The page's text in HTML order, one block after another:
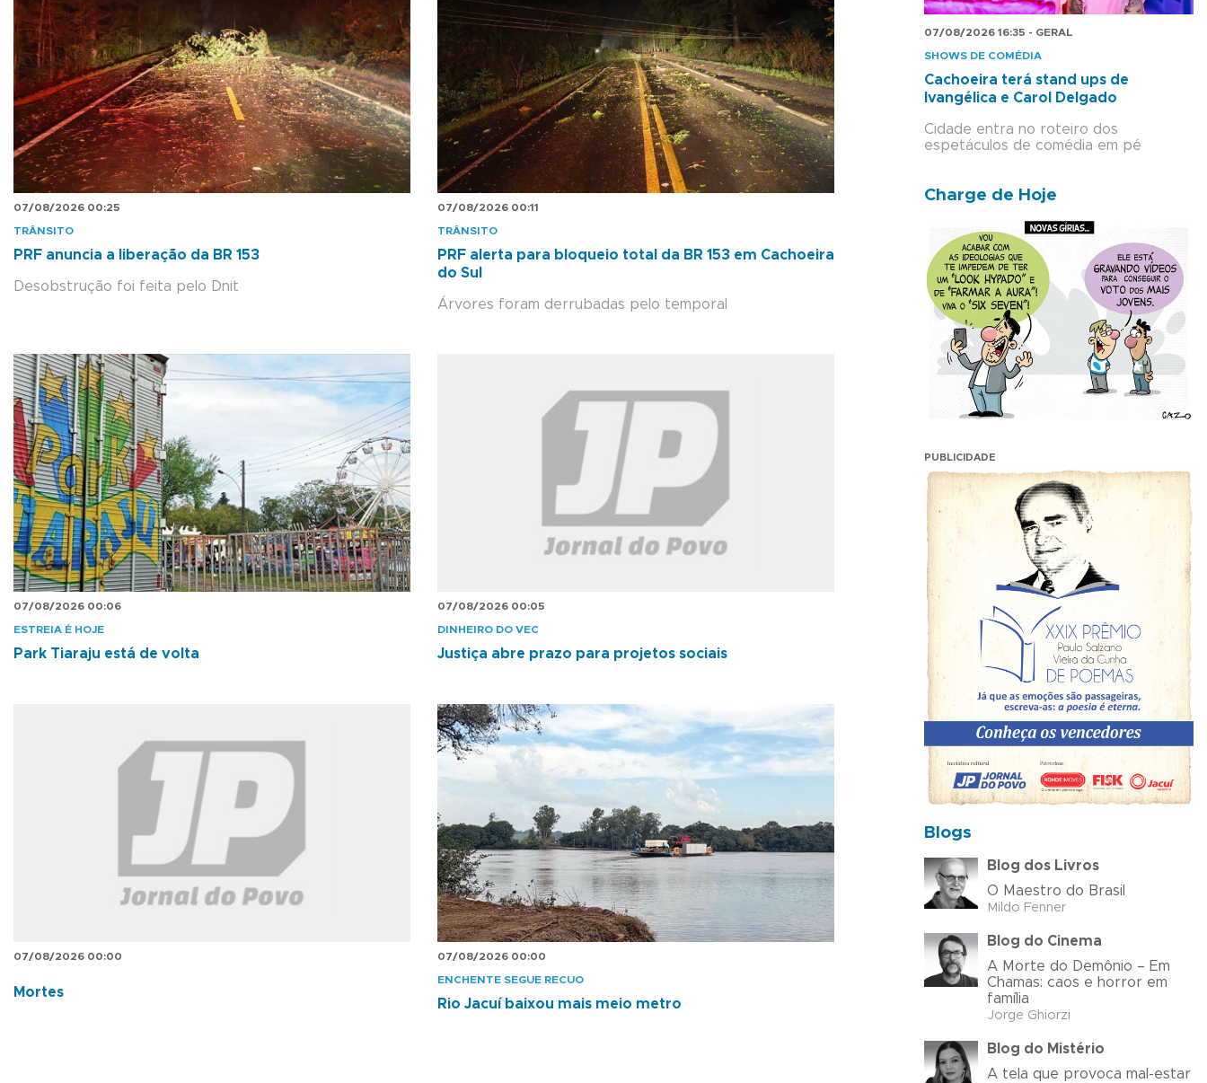
07/08/2026 00:25
TRÂNSITO
PRF anuncia a liberação da BR 153
Desobstrução foi feita pelo Dnit
07/08/2026 00:11
TRÂNSITO
PRF alerta para bloqueio total da BR 153 em Cachoeira
do Sul
Árvores foram derrubadas pelo temporal
07/08/2026 00:06
ESTREIA É HOJE
Park Tiaraju está de volta
07/08/2026 00:05
DINHEIRO DO VEC
Justiça abre prazo para projetos sociais
07/08/2026 00:00
Mortes
07/08/2026 00:00
ENCHENTE SEGUE RECUO
Rio Jacuí baixou mais meio metro
07/08/2026 16:35 - GERAL
SHOWS DE COMÉDIA
Cachoeira terá stand ups de
Ivangélica e Carol Delgado
Cidade entra no roteiro dos
espetáculos de comédia em pé
Charge de Hoje
PUBLICIDADE
Blogs
Blog dos Livros
O Maestro do Brasil
Mildo Fenner
Blog do Cinema
A Morte do Demônio – Em
Chamas: caos e horror em
família
Jorge Ghiorzi
Blog do Mistério
A tela que provoca mal-estar